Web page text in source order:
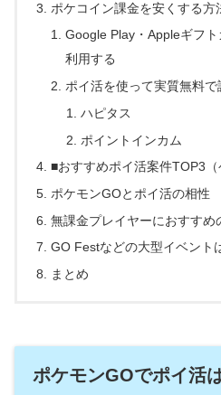
ポケコイン課金を安くする方
Google Play・Appleギフ
利用する
ポイ活を使って実質無料で
ハピタス
ポイントインカム
■おすすめポイ活案件TOP3（
ポケモンGOとポイ活の相性
無課金プレイヤーにおすすめ
GO Festなどの大型イベント
まとめ
ポケモンGOでポイ活